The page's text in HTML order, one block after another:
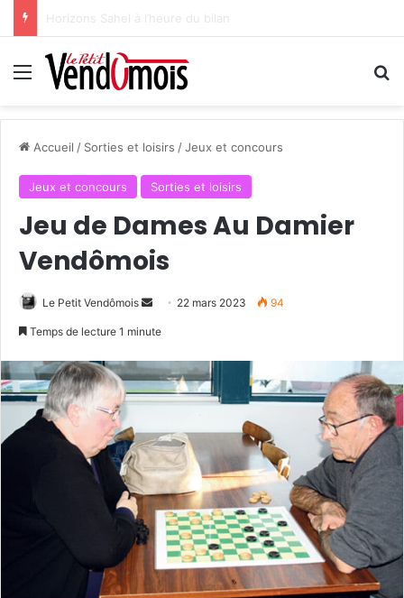
Au service de ses bénéficiaires
Menu
Accueil / Sorties et loisirs /Jeux et concours
Jeux et concours Sorties et loisirs
Jeu de Dames Au Damier
Vendômois
Le Petit Vendômois
o
y
r
u
n
c
u
22 mars 2023 94
Temps de lecture 1 minute